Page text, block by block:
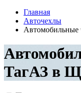
Главная
Авточехлы
Автомобильные
ТагАЗ в